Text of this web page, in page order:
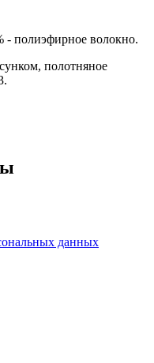
полиэфирное волокно.
полотняное
данных